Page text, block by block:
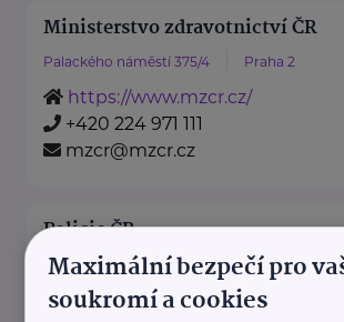
Ministerstvo zdravotnictví ČR
Palackého náměstí 375/4 Praha 2
https://www.mzcr.cz/
+420 224 971 111
mzcr@mzcr.cz
Policie ČR
Strojnická 27 Praha 7 - Holešovice
https://www.policie.cz/
Maximální bezpečí pro
soukromí a cookies